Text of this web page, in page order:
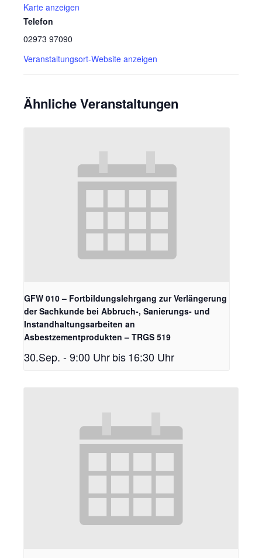
Karte anzeigen
Telefon
02973 97090
Veranstaltungsort-Website anzeigen
Ähnliche Veranstaltungen
GFW 010 – Fortbildungslehrgang zur Verlängerung
der Sachkunde bei Abbruch-, Sanierungs- und
Instandhaltungsarbeiten an
Asbestzementprodukten – TRGS 519
30.Sep. - 9:00 Uhrbis16:30 Uhr